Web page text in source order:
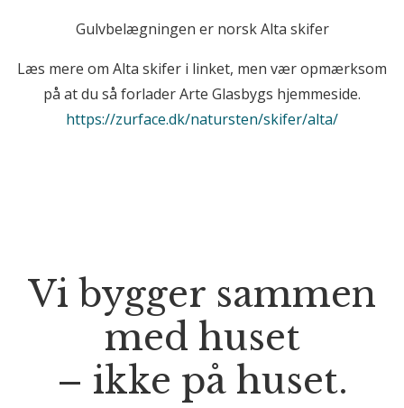
Gulvbelægningen er norsk Alta skifer
Læs mere om Alta skifer i linket, men vær opmærksom
på at du så forlader Arte Glasbygs hjemmeside.
https://zurface.dk/natursten/skifer/alta/
Vi bygger sammen
med huset
– ikke på huset.